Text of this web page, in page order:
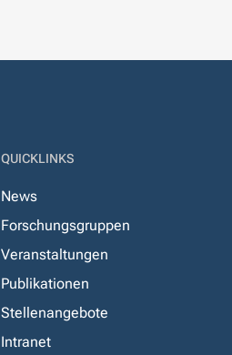
QUICKLINKS
News
Forschungsgruppen
Veranstaltungen
Publikationen
Stellenangebote
Intranet